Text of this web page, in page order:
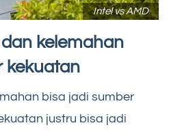
Intel vs AMD
kelemahan
kekuatan
bisa jadi sumber
justru bisa jadi